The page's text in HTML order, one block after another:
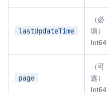
lastUpdateTime
（必
填）
Int64
page
（可
选）
Int64